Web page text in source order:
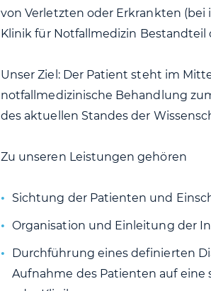
von Verletzten oder Erkrankten
Klinik für Notfallmedizin
Unser Ziel: Der Patient steht im
notfallmedizinische Behandlung
des aktuellen Standes der
Zu unseren Leistungen gehören
Sichtung der Patienten und
Organisation und Einleitung der
Durchführung eines definierten
Aufnahme des Patienten auf